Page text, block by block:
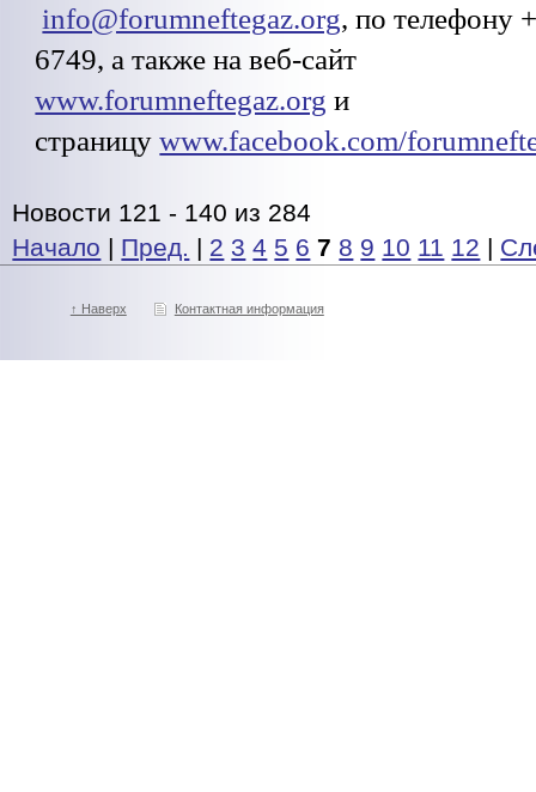
info@forumneftegaz.org, по телефону
6749, а также на веб-сайт
www.forumneftegaz.org и
страницуwww.facebook.com/
Новости 121 - 140 из 284
Начало | Пред. | 2 3 4 5 6 7 8 9 10 11 12 |
↑ Наверх Контактная информация